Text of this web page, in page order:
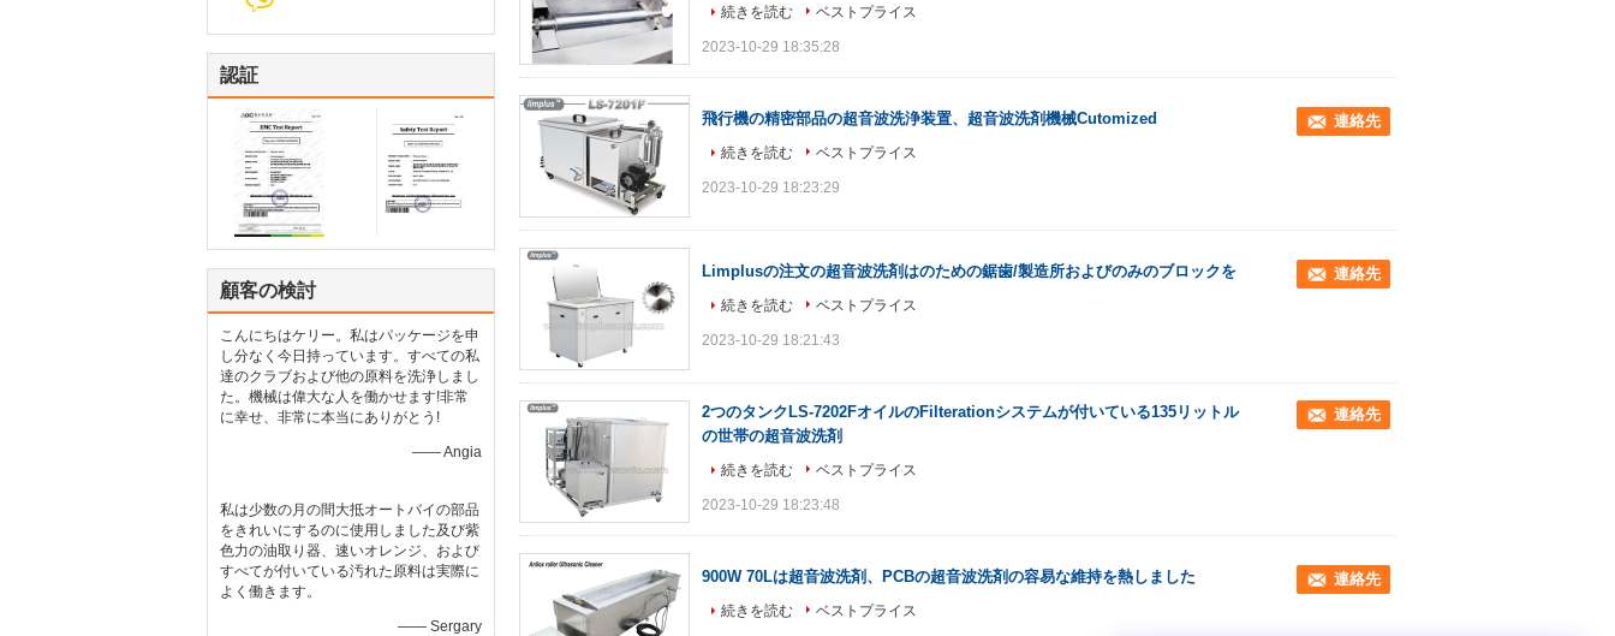
認証
顧客の検討
こんにちはケリー。私はパッケージを申
し分なく今日持っています。すべての私
達のクラブおよび他の原料を洗浄しまし
た。機械は偉大な人を働かせます!非常
に幸せ、非常に本当にありがとう!
—— Angia
私は少数の月の間大抵オートバイの部品
をきれいにするのに使用しました及び紫
色力の油取り器、速いオレンジ、および
すべてが付いている汚れた原料は実際に
よく働きます。
—— Sergary
続きを読む ベストプライス
2023-10-29 18:35:28
飛行機の精密部品の超音波洗浄装置、超音波洗剤機械Cutomized 連絡先
続きを読む ベストプライス
2023-10-29 18:23:29
Limplusの注文の超音波洗剤はのための鋸歯/製造所およびのみのブロックを 連絡先
続きを読む ベストプライス
2023-10-29 18:21:43
2つのタンクLS-7202FオイルのFilterationシステムが付いている135リットル
の世帯の超音波洗剤
連絡先
続きを読む ベストプライス
2023-10-29 18:23:48
900W 70Lは超音波洗剤、PCBの超音波洗剤の容易な維持を熱しました 連絡先
続きを読む ベストプライス